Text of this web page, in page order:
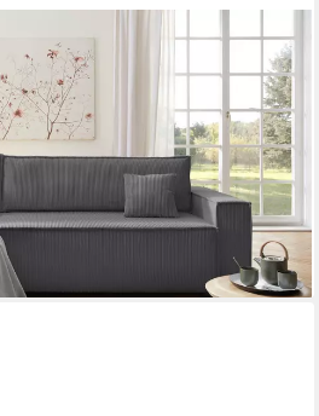
- OTTO. Verlässliche Qualität.,
Cord, Unser Tiefpreis
dir